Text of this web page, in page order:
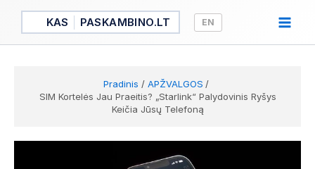
Pereiti
turinio
KAS PASKAMBINO.LT EN
Pradinis
APŽVALGOS
SIM Kortelės Jau Praeitis? „Starlink“ Palydovinis Ryšys
Keičia Jūsų Telefoną